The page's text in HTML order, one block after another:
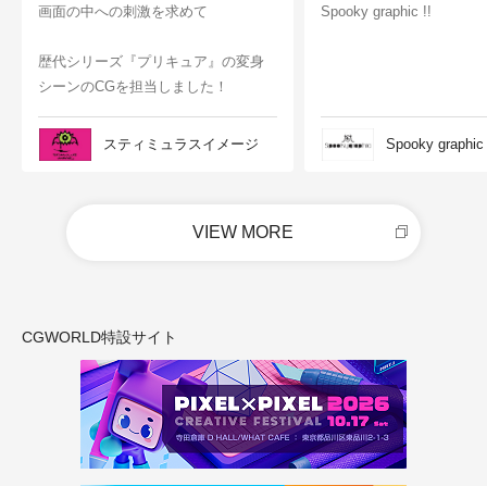
画面の中への刺激を求めて
歴代シリーズ『プリキュア』の変身
シーンのCGを担当しました！
スティミュラスイメージ
Spooky graphic !!
Spooky graphic
VIEW MORE
CGWORLD特設サイト